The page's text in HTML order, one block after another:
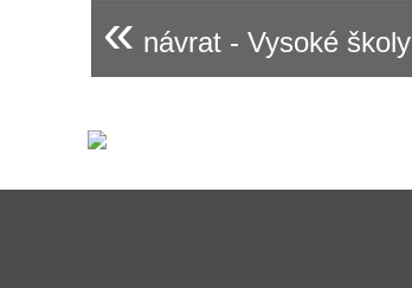
« návrat - Vysoké školy